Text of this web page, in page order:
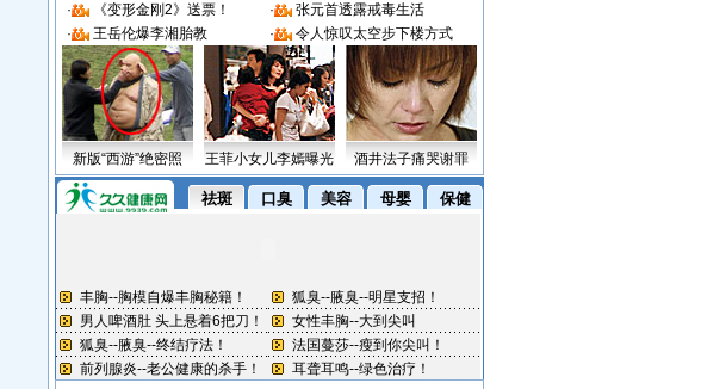
·
《变形金刚2》送票！ ·
张元首透露戒毒生活
·
王岳伦爆李湘胎教 · 令人惊叹太空步下楼方式
新版“西游”绝密照 王菲小女儿李嫣曝光 酒井法子痛哭谢罪